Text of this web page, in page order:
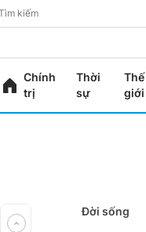
Chính
trị
Thời
sự
Thế
giới
Đời sống